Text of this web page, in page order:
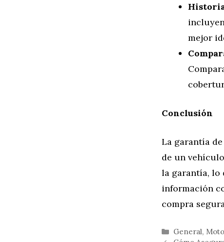
mejor
Conclusión
La garantía
de un
la garantía, lo
información
compra
Categorías
General,